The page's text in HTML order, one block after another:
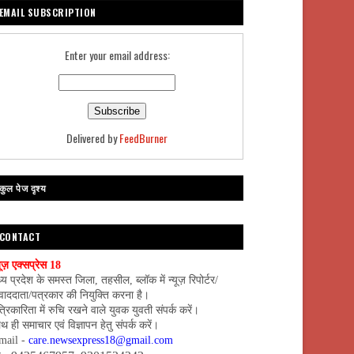
EMAIL SUBSCRIPTION
Enter your email address:
Delivered byFeedBurner
पेज दृश्य
CONTACT
एक्सप्रेस 18
प्रदेश के समस्त जिला, तहसील, ब्लॉक में न्यूज़ रिपोर्टर/
पत्रकार की नियुक्ति करना है।
में रुचि रखने वाले युवक युवती संपर्क करें।
ही समाचार एवं विज्ञापन हेतु संपर्क करें।
- care.newsexpress18@gmail.com